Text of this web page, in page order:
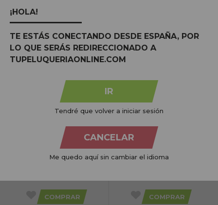
COMPRAR
Preço por unidade: 7,14€ Preço por unidade: 8,93€
Inocos Heart Glitter Para Unhas 1GR
PVR:5,00€
COMPRAR
Inocos Pó Solto Holográfico 2 em 1 Para
PVR:5,00€
COMPRAR
¡HOLA!
TE ESTÁS CONECTANDO DESDE ESPAÑA, POR
LO QUE SERÁS REDIRECCIONADO A
TUPELUQUERIAONLINE.COM
IR
Tendré que volver a iniciar sesión
CANCELAR
Me quedo aquí sin cambiar el idioma